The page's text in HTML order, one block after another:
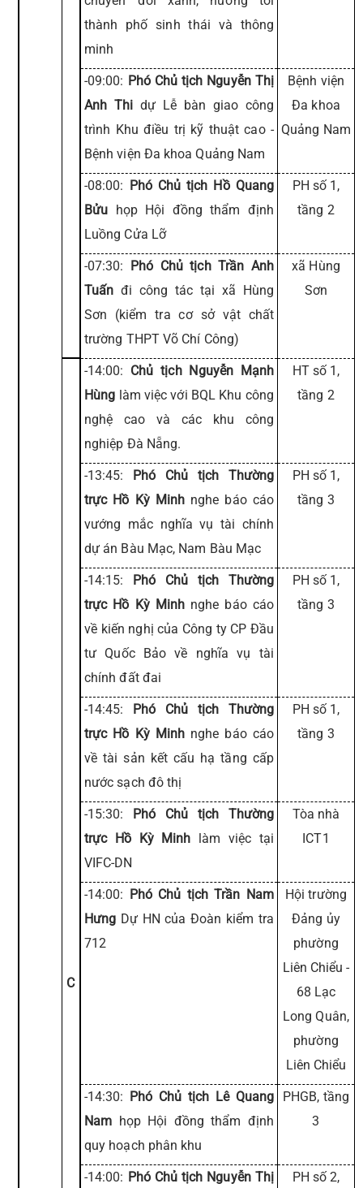
thành phố sinh thái và thông
minh
-09:00: Phó Chủ tịch Nguyễn Thị
Anh Thi dự Lễ bàn giao công
trình Khu điều trị kỹ thuật cao -
Bệnh viện Đa khoa Quảng Nam
Bệnh viện
Đa khoa
Quảng Nam
-08:00: Phó Chủ tịch Hồ Quang
Bửu họp Hội đồng thẩm định
Luồng Cửa Lỡ
PH số 1,
tầng 2
-07:30: Phó Chủ tịch Trần Anh
Tuấn đi công tác tại xã Hùng
Sơn (kiểm tra cơ sở vật chất
trường THPT Võ Chí Công)
xã Hùng
Sơn
C
-14:00: Chủ tịch Nguyễn Mạnh
Hùng làm việc với BQL Khu công
nghệ cao và các khu công
nghiệp Đà Nẵng.
HT số 1,
tầng 2
-13:45: Phó Chủ tịch Thường
trực Hồ Kỳ Minh nghe báo cáo
vướng mắc nghĩa vụ tài chính
dự án Bàu Mạc, Nam Bàu Mạc
PH số 1,
tầng 3
-14:15: Phó Chủ tịch Thường
trực Hồ Kỳ Minh nghe báo cáo
về kiến nghị của Công ty CP Đầu
tư Quốc Bảo về nghĩa vụ tài
chính đất đai
PH số 1,
tầng 3
-14:45: Phó Chủ tịch Thường
trực Hồ Kỳ Minh nghe báo cáo
về tài sản kết cấu hạ tầng cấp
nước sạch đô thị
PH số 1,
tầng 3
-15:30: Phó Chủ tịch Thường
trực Hồ Kỳ Minh làm việc tại
VIFC-DN
Tòa nhà
ICT1
-14:00: Phó Chủ tịch Trần Nam
Hưng Dự HN của Đoàn kiểm tra
712
Hội trường
Đảng ủy
phường
Liên Chiểu -
68 Lạc
Long Quân,
phường
Liên Chiểu
-14:30: Phó Chủ tịch Lê Quang
Nam họp Hội đồng thẩm định
quy hoạch phân khu
PHGB, tầng
3
-14:00: Phó Chủ tịch Nguyễn Thị PH số 2,